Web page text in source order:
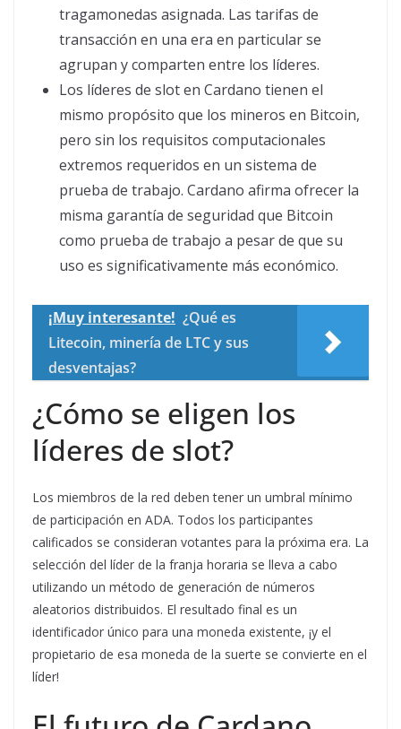
tragamonedas asignada. Las tarifas de
transacción en una era en particular se
agrupan y comparten entre los líderes.
Los líderes de slot en Cardano tienen el
mismo propósito que los mineros en Bitcoin,
pero sin los requisitos computacionales
extremos requeridos en un sistema de
prueba de trabajo. Cardano afirma ofrecer la
misma garantía de seguridad que Bitcoin
como prueba de trabajo a pesar de que su
uso es significativamente más económico.
¡Muy interesante! ¿Qué es
Litecoin, minería de LTC y sus
desventajas?
¿Cómo se eligen los
líderes de slot?
Los miembros de la red deben tener un umbral mínimo
de participación en ADA. Todos los participantes
calificados se consideran votantes para la próxima era. La
selección del líder de la franja horaria se lleva a cabo
utilizando un método de generación de números
aleatorios distribuidos. El resultado final es un
identificador único para una moneda existente, ¡y el
propietario de esa moneda de la suerte se convierte en el
líder!